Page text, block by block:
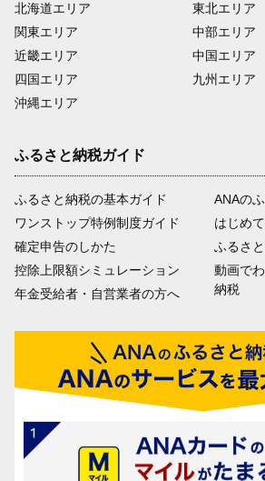
北海道エリア
関東エリア
近畿エリア
四国エリア
沖縄エリア
東北エリア
中部エリア
中国エリア
九州エリア
ふるさと納税ガイド
ふるさと納税の基本ガイド
ワンストップ特例制度ガイド
確定申告のしかた
控除上限額シミュレーション
年金受給者・自営業者の方へ
ANAの
はじめ
ふるさ
動画で
納税